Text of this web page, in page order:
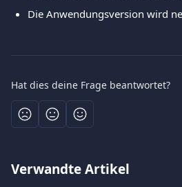
Die Anwendungsversion wird
Hat dies deine Frage beantwortet?
Verwandte Artikel